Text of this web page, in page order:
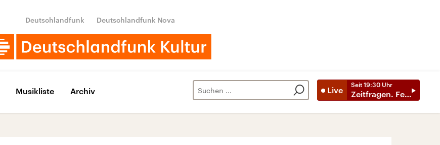
Deutschlandfunk Deutschlandfunk Nova
Live
Seit 19:30 Uhr
Zeitfragen. Feature
Musikliste Archiv